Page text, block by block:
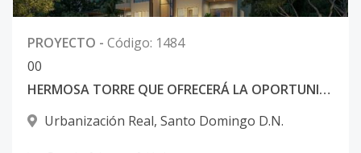
PROYECTO - Código: 1484
00
HERMOSA TORRE QUE OFRECERÁ LA OPORTUNIDAD DE VIVIR EN FAMILIA
Urbanización Real, Santo Domingo D.N.